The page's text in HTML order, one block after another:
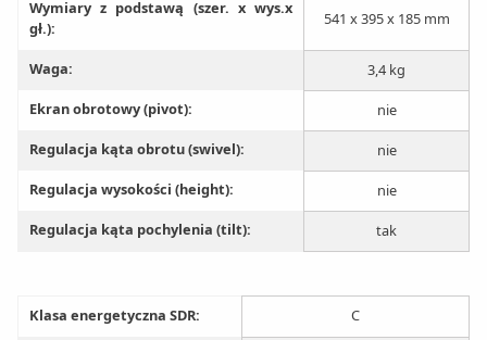
Wymiary z podstawą (szer. x wys.x
gł.):
541 x 395 x 185 mm
Waga:
3,4 kg
Ekran obrotowy (pivot):
nie
Regulacja kąta obrotu (swivel):
nie
Regulacja wysokości (height):
nie
Regulacja kąta pochylenia (tilt):
tak
Klasa energetyczna SDR: C